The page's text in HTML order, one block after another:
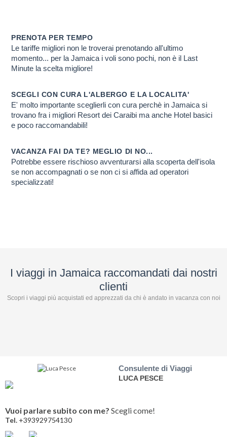
PRENOTA PER TEMPO
Le tariffe migliori non le troverai prenotando all'ultimo
momento... per la Jamaica i voli sono pochi, non è il Last
Minute la scelta migliore!
SCEGLI CON CURA L'ALBERGO E LA LOCALITA'
E' molto importante sceglierli con cura perchè in Jamaica si
trovano fra i migliori Resort dei Caraibi ma anche Hotel basici
e poco raccomandabili!
VACANZA FAI DA TE? MEGLIO DI NO...
Potrebbe essere rischioso avventurarsi alla scoperta dell'isola
se non accompagnati o se non ci si affida ad operatori
specializzati!
I viaggi in Jamaica raccomandati dai nostri
clienti
Scopri i viaggi più acquistati ed apprezzati da chi è andato in vacanza con noi
Consulente di Viaggi
LUCA PESCE
Vuoi parlare subito con me? Scegli come!
Tel. +393929754130